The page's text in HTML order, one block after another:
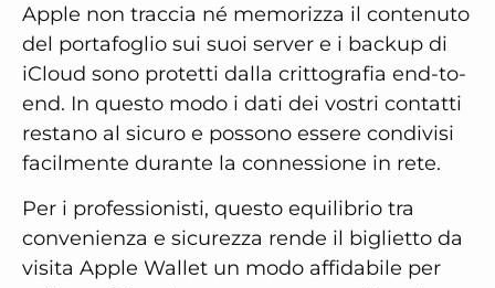
Apple non traccia né memorizza il contenuto
del portafoglio sui suoi server e i backup di
iCloud sono protetti dalla crittografia end-to-
end. In questo modo i dati dei vostri contatti
restano al sicuro e possono essere condivisi
facilmente durante la connessione in rete.
Per i professionisti, questo equilibrio tra
convenienza e sicurezza rende il biglietto da
visita Apple Wallet un modo affidabile per